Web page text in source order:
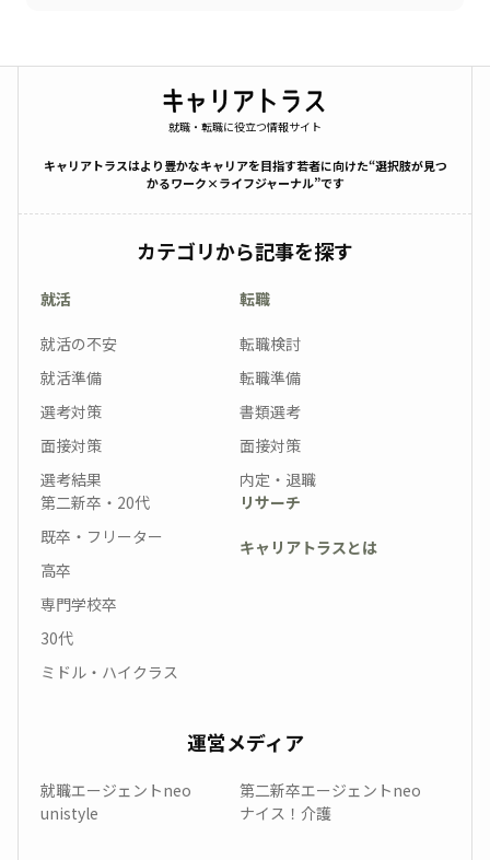
就職・転職に役立つ情報サイト
キャリアトラスはより豊かなキャリアを目指す若者に向けた“選択肢が見つ
かるワーク×ライフジャーナル”です
カテゴリから記事を探す
就活
就活の不安
就活準備
選考対策
面接対策
選考結果
転職
転職検討
転職準備
書類選考
面接対策
内定・退職
第二新卒・20代
既卒・フリーター
高卒
専門学校卒
30代
ミドル・ハイクラス
リサーチ
キャリアトラスとは
運営メディア
就職エージェントneo
第二新卒エージェントneo
unistyle
ナイス！介護